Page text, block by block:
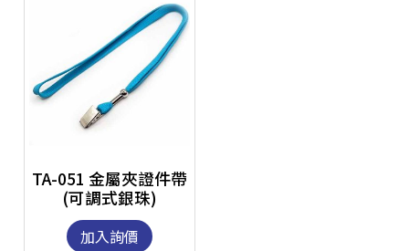
TA-051 金屬夾證件帶
(可調式銀珠)
加入詢價